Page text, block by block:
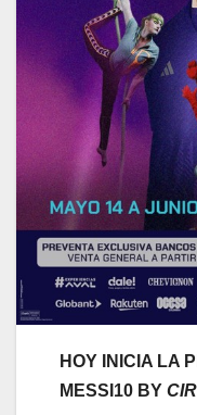
HOY INICIA LA
MESSI10 BY